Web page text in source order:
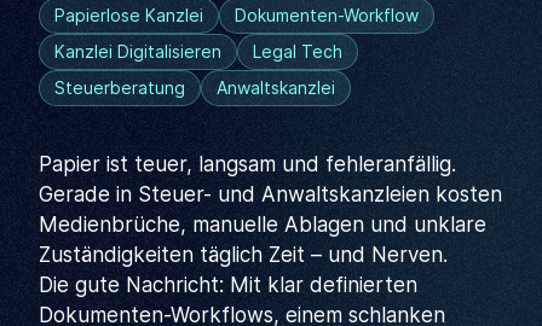
Papierlose Kanzlei
Dokumenten-Workflow
Kanzlei Digitalisieren
Legal Tech
Steuerberatung
Anwaltskanzlei
Papier ist teuer, langsam und fehleranfällig.
Gerade in Steuer- und Anwaltskanzleien kosten
Medienbrüche, manuelle Ablagen und unklare
Zuständigkeiten täglich Zeit – und Nerven.
Die gute Nachricht: Mit klar definierten
Dokumenten-Workflows, einem schlanken